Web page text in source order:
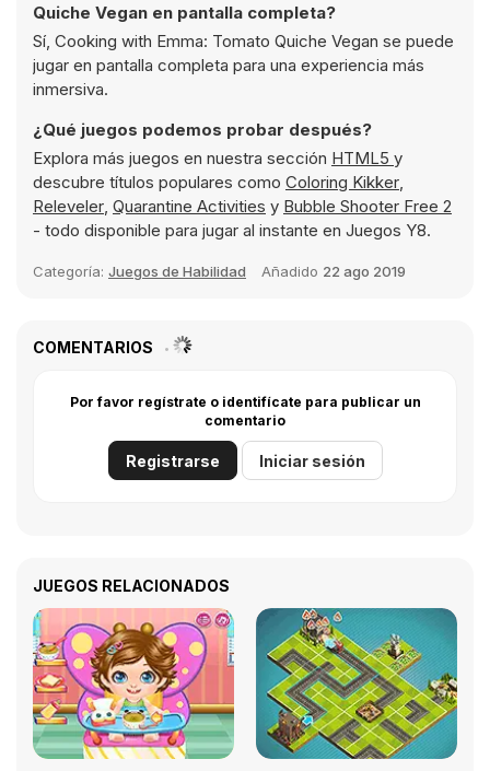
Quiche Vegan en pantalla completa?
Sí, Cooking with Emma: Tomato Quiche Vegan se puede
jugar en pantalla completa para una experiencia más
inmersiva.
¿Qué juegos podemos probar después?
Explora más juegos en nuestra sección HTML5 y
descubre títulos populares como Coloring Kikker,
Releveler, Quarantine Activities y Bubble Shooter Free 2
- todo disponible para jugar al instante en Juegos Y8.
Categoría: Juegos de Habilidad Añadido 22 ago 2019
COMENTARIOS
Por favor regístrate o identifícate para publicar un
comentario
Registrarse Iniciar sesión
JUEGOS RELACIONADOS